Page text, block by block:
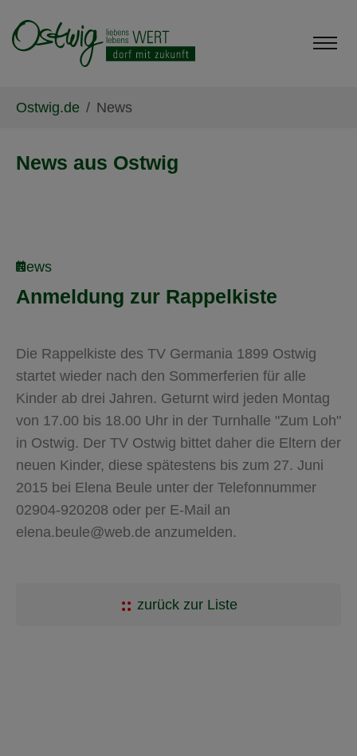
Ostwig.de News
News aus Ostwig
News
Anmeldung zur Rappelkiste
Die Rappelkiste des TV Germania 1899 Ostwig
startet wieder nach den Sommerferien für alle
Kinder ab drei Jahren. Geturnt wird jeden Montag
von 17.00 bis 18.00 Uhr in der Turnhalle "Zum Loh"
in Ostwig. Der TV Ostwig bittet daher die Eltern der
neuen Kinder, diese spätestens bis zum 27. Juni
2015 bei Elena Beule unter der Telefonnummer
02904-920208 oder per E-Mail an
elena.beule@web.de anzumelden.
zurück zur Liste